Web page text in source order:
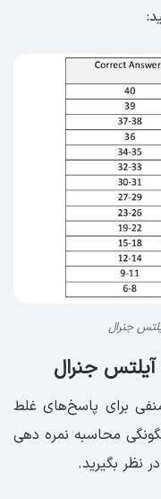
جنرال
جنرال
و نمره منفی برای پاسخ‌های غلط
محاسبه نمره دهی
نظر بگیرید.